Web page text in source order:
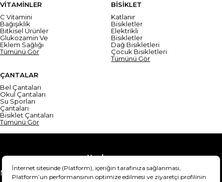
VİTAMİNLER
C Vitamini
Bağışıklık
Bitkisel Ürünler
Glukozamin Ve
Eklem Sağlığı
Tümünü Gör
BİSİKLET
Katlanır
Bisikletler
Elektrikli
Bisikletler
Dağ Bisikletleri
Çocuk Bisikletleri
Tümünü Gör
ÇANTALAR
Bel Çantaları
Okul Çantaları
Su Sporları
Çantaları
Bisiklet Çantaları
Tümünü Gör
Yardım
Mesafeli Satış Sözleşmesi
Teslimat Bilgisi